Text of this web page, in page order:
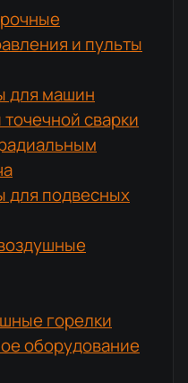
и пульты
для машин
точечной сварки
для подвесных
горелки
оборудование